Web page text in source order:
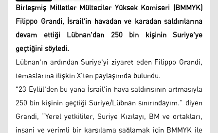
Birleşmiş Milletler Mülteciler Yüksek Komiseri (BMMYK)
Filippo Grandi, İsrail'in havadan ve karadan saldırılarına
devam ettiği Lübnan'dan 250 bin kişinin Suriye'ye
geçtiğini söyledi.
Lübnan'ın ardından Suriye'yi ziyaret eden Filippo Grandi,
temaslarına ilişkin X'ten paylaşımda bulundu.
"23 Eylül'den bu yana İsrail'in hava saldırısının artmasıyla
250 bin kişinin geçtiği Suriye/Lübnan sınırındayım.” diyen
Grandi, “Yerel yetkililer, Suriye Kızılayı, BM ve ortakları,